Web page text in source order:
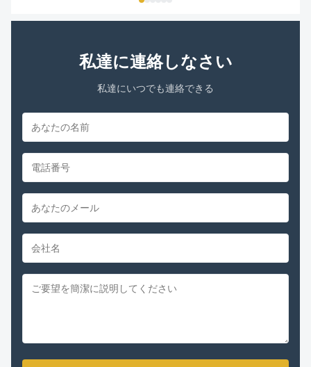
RHEEM/RUUD PROTECH CONDENSER FAN
私達に連絡しなさい
私達にいつでも連絡できる